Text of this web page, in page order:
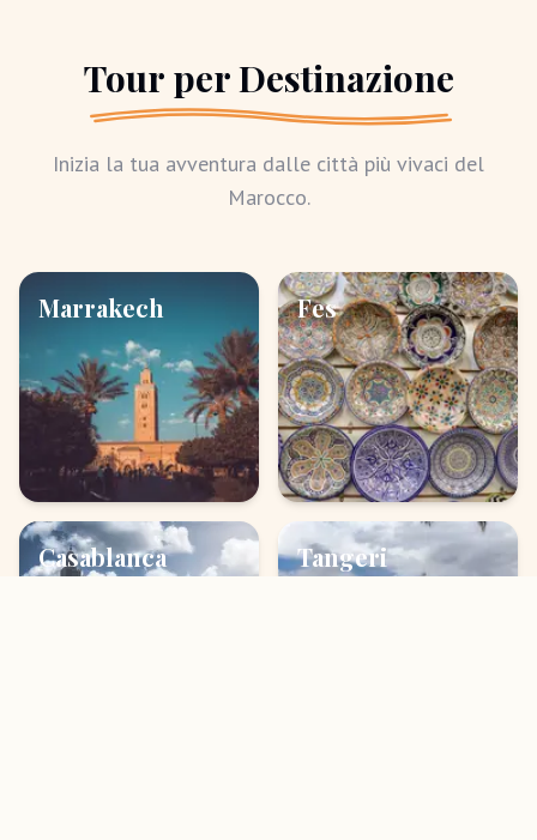
Tour per Destinazione
Inizia la tua avventura dalle città più vivaci del
Marocco.
Marrakech Fes
Casablanca Tangeri